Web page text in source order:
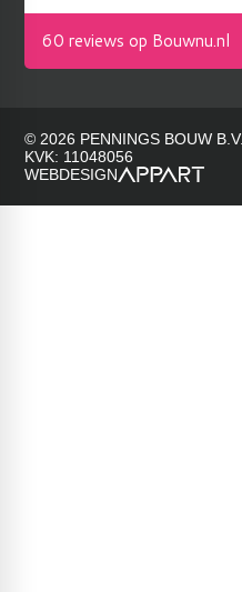
© 2026 PENNINGS BOUW B.V.
KVK: 11048056
WEBDESIGN